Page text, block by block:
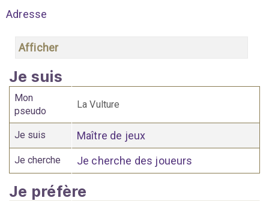
Adresse
Afficher
Je suis
Mon
pseudo
La Vulture
Je suis Maître de jeux
Je cherche Je cherche des joueurs
Je préfère